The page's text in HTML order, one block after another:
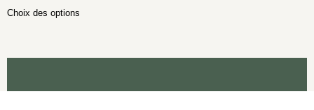
Choix des options